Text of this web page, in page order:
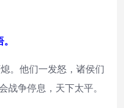
。他们一发怒，诸侯们
战争停息，天下太平。